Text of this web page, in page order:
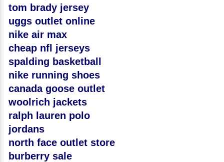
tom brady jersey
uggs outlet online
nike air max
cheap nfl jerseys
spalding basketball
nike running shoes
canada goose outlet
woolrich jackets
ralph lauren polo
jordans
north face outlet store
burberry sale